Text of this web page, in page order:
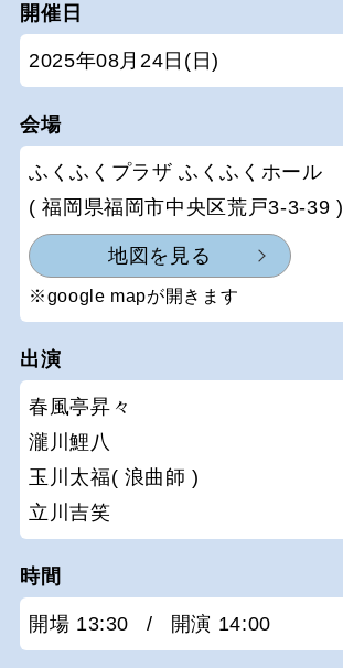
開催日
2025年08月24日(日)
会場
ふくふくプラザ ふくふくホール
( 福岡県福岡市中央区荒戸3-3-39 )
地図を見る
※google mapが開きます
出演
春風亭昇々
瀧川鯉八
玉川太福( 浪曲師 )
立川吉笑
時間
開場 13:30 / 開演 14:00